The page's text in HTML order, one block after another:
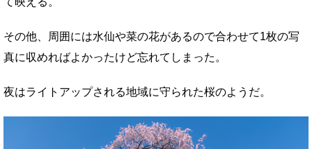
その他、周囲には水仙や菜の花があるので合わせて1枚の写
真に収めればよかったけど忘れてしまった。
夜はライトアップされる地域に守られた桜のようだ。